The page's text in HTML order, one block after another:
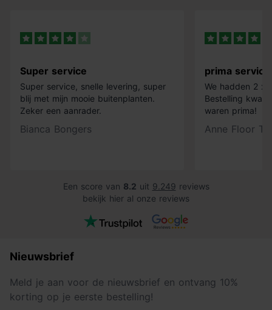
Super service
Super service, snelle levering, super
blij met mijn mooie buitenplanten.
Zeker een aanrader.
Bianca Bongers
prima service
We hadden 2 x
Bestelling
waren prima!
Anne Floor
Een score van 8.2 uit 9.249 reviews
bekijk hier al onze reviews
Nieuwsbrief
Meld je aan voor de nieuwsbrief en ontvang 10%
korting op je eerste bestelling!